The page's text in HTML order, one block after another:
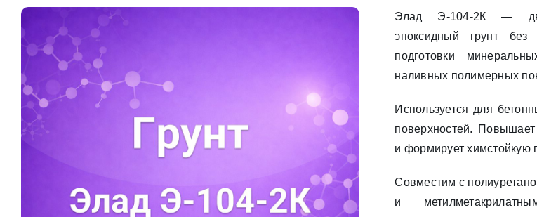
Элад Э-104-2К —
эпоксидный грунт без
подготовки
наливных полимерных
Используется для
поверхностей.
и формирует
Совместим с
и